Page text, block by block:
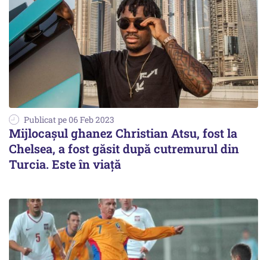
Publicat pe 06 Feb 2023
Mijlocaşul ghanez Christian Atsu, fost la
Chelsea, a fost găsit după cutremurul din
Turcia. Este în viaţă